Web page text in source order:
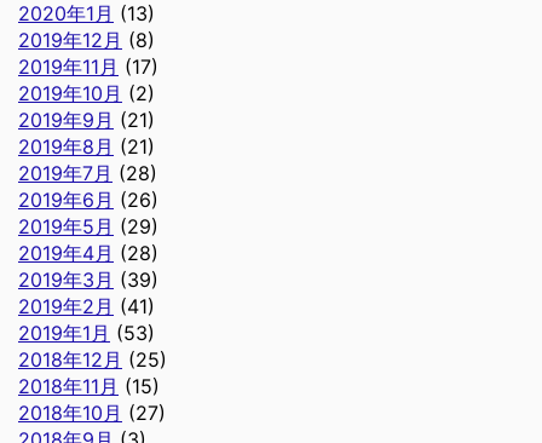
2020年1月 (13)
2019年12月 (8)
2019年11月 (17)
2019年10月 (2)
2019年9月 (21)
2019年8月 (21)
2019年7月 (28)
2019年6月 (26)
2019年5月 (29)
2019年4月 (28)
2019年3月 (39)
2019年2月 (41)
2019年1月 (53)
2018年12月 (25)
2018年11月 (15)
2018年10月 (27)